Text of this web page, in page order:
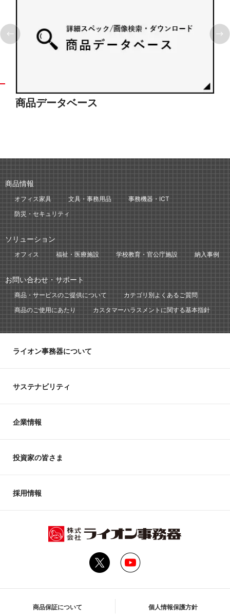
商品データベース
商品情報
オフィス家具 文具・事務用品
事務機器・ICT
防災・セキュリティ
ソリューション
オフィス 福祉・医療施設 学校教育・官公庁施設 納入事例
お問い合わせ・サポート
商品・サービスのご提供について
カテゴリ別よくあるご質問
商品のご使用にあたり
カスタマーハラスメントに関する基本指針
ライオン事務器について
サステナビリティ
企業情報
投資家の皆さま
採用情報
商品保証について 個人情報保護方針